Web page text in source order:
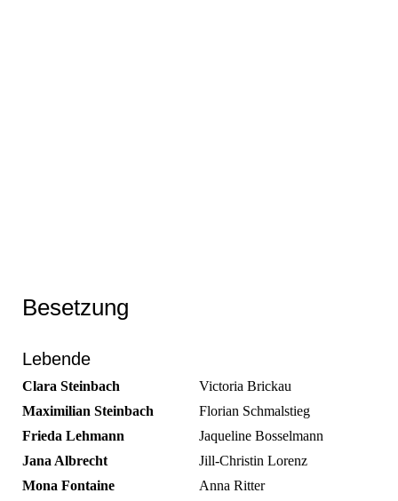
Besetzung
Lebende
Clara Steinbach
Victoria Brickau
Maximilian Steinbach
Florian Schmalstieg
Frieda Lehmann
Jaqueline Bosselmann
Jana Albrecht
Jill-Christin Lorenz
Mona Fontaine
Anna Ritter